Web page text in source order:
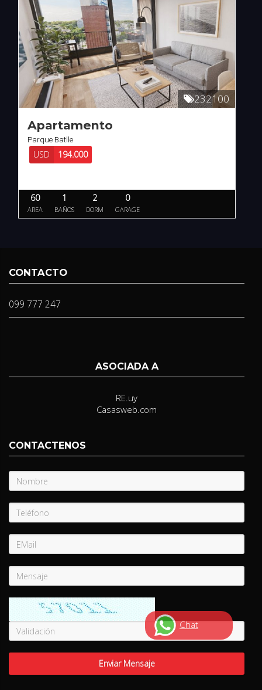
232100
Apartamento
Parque Batlle
USD 194.000
60
AREA
1
BAÑOS
2
DORM
0
GARAGE
CONTACTO
099 777 247
ASOCIADA A
RE.uy
Casasweb.com
Chat
CONTACTENOS